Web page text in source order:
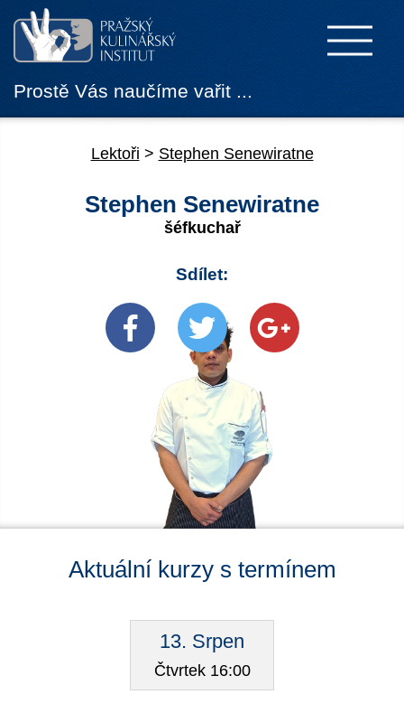
Prostě Vás naučíme vařit ...
Lektoři > Stephen Senewiratne
Stephen Senewiratne
šéfkuchař
Sdílet:
Aktuální kurzy s termínem
13. Srpen
Čtvrtek 16:00